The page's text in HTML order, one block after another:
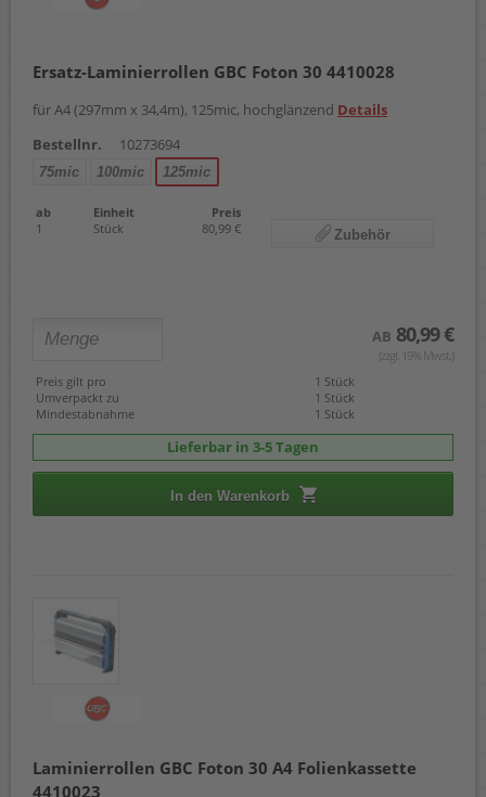
Ersatz-Laminierrollen GBC Foton 30 4410028
für A4 (297mm x 34,4m), 125mic, hochglänzend Details
Bestellnr.
10273694
75mic 100mic 125mic
ab Einheit
Preis
1
Stück 80,99 € Zubehör
AB 80,99 €
(zzgl. 19% Mwst.)
Preis gilt pro
1 Stück
Umverpackt zu
1 Stück
Mindestabnahme
1 Stück
Lieferbar in 3-5 Tagen
In den Warenkorb
Laminierrollen GBC Foton 30 A4 Folienkassette
4410023